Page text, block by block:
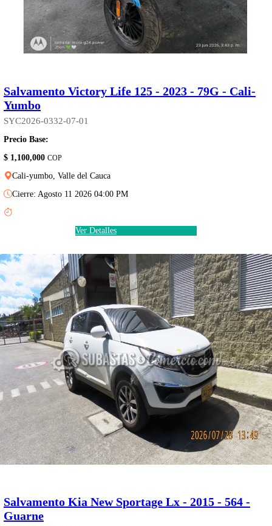
Salvamento Victory Life 125 - 2023 - 79G - Cali-
Yumbo
SYC2026-0332-07-01
Precio Base:
$ 1,100,000 COP
Cali-yumbo, Valle del Cauca
Cierre: Agosto 11 2026 04:00 PM
Ver Detalles
Salvamento Kia New Sportage Lx - 2015 - 564 -
Guarne